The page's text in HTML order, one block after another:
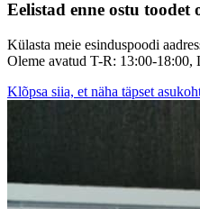
Eelistad enne ostu toodet
Külasta meie esinduspoodi
Oleme avatud T-R: 13:00-18:00,
Klõpsa siia, et näha täpset